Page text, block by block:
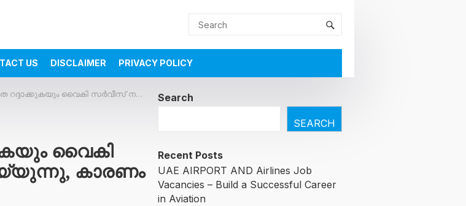
US DISCLAIMER PRIVACY POLICY
സർവീസ് നടത്തുകയും ചെയ്യുന്നു, കാരണം പറഞ്ഞ് കമ്പനി
വൈകി
കാരണം
Search
SEARCH
Recent Posts
UAE AIRPORT AND Airlines Job
Vacancies – Build a Successful Career
in Aviation